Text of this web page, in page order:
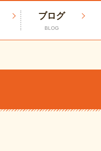
ブログ
BLOG